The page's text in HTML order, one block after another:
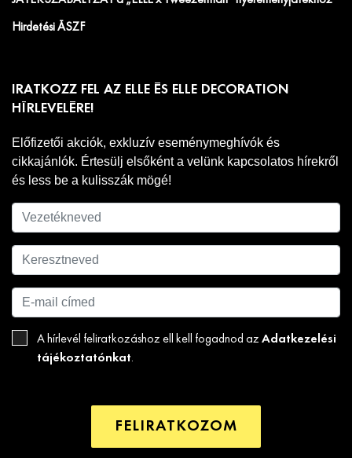
Hirdetési ÁSZF
IRATKOZZ FEL AZ ELLE ÉS ELLE DECORATION
HÍRLEVELÉRE!
Előfizetői akciók, exkluzív eseménymeghívók és
cikkajánlók. Értesülj elsőként a velünk kapcsolatos hírekről
és less be a kulisszák mögé!
A hírlevél feliratkozáshoz ell kell fogadnod az Adatkezelési
tájékoztatónkat.
FELIRATKOZOM